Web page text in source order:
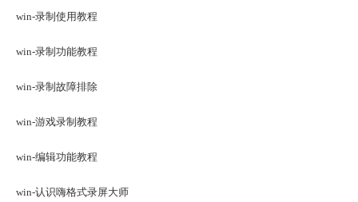
win-录制使用教程
win-录制功能教程
win-录制故障排除
win-游戏录制教程
win-编辑功能教程
win-认识嗨格式录屏大师